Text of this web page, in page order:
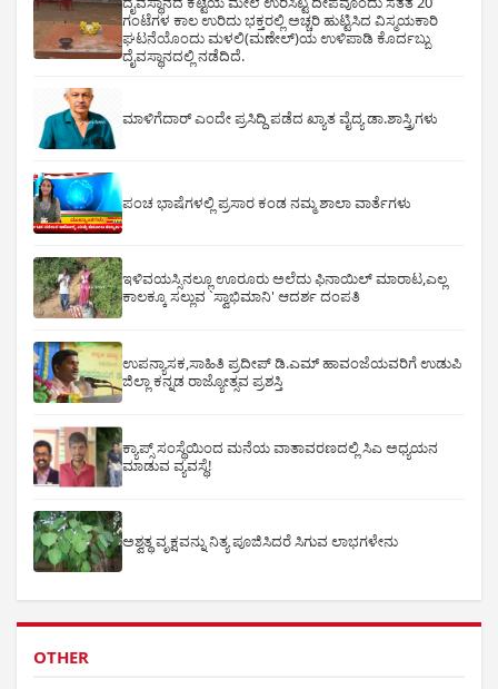
ಗಂಟೆಗಳ ಕಾಲ ಉರಿದು ಭಕ್ತರಲ್ಲಿ ಅಚ್ಚರಿ ಹುಟ್ಟಿಸಿದ ವಿಸ್ಮಯಕಾರಿ
ಘಟನೆಯೊಂದು ಮಳಲಿ(ಮಣೇಲ್)ಯ ಉಳಿಪಾಡಿ ಕೊರ್ದಬ್ಬು
ದೈವಸ್ಥಾನದಲ್ಲಿ ನಡೆದಿದೆ.
ಮಾಳಿಗೆದಾರ್ ಎಂದೇ ಪ್ರಸಿದ್ದಿ ಪಡೆದ ಖ್ಯಾತ ವೈದ್ಯ ಡಾ.ಶಾಸ್ತ್ರಿಗಳು
ಪಂಚ ಭಾಷೆಗಳಲ್ಲಿ ಪ್ರಸಾರ ಕಂಡ ನಮ್ಮ ಶಾಲಾ ವಾರ್ತೆಗಳು
ಇಳಿವಯಸ್ಸಿನಲ್ಲೂ ಊರೂರು ಅಲೆದು ಫಿನಾಯಿಲ್ ಮಾರಾಟ,ಎಲ್ಲ
ಕಾಲಕ್ಕೂ ಸಲ್ಲುವ `ಸ್ವಾಭಿಮಾನಿ' ಆದರ್ಶ ದಂಪತಿ
ಉಪನ್ಯಾಸಕ,ಸಾಹಿತಿ ಪ್ರದೀಪ್ ಡಿ.ಎಮ್ ಹಾವಂಜೆಯವರಿಗೆ ಉಡುಪಿ
ಜಿಲ್ಲಾ ಕನ್ನಡ ರಾಜ್ಯೋತ್ಸವ ಪ್ರಶಸ್ತಿ
ಕ್ಯಾಪ್ಸ್ ಸಂಸ್ಥೆಯಿಂದ ಮನೆಯ ವಾತಾವರಣದಲ್ಲಿ ಸಿಎ ಅಧ್ಯಯನ
ಮಾಡುವ ವ್ಯವಸ್ಥೆ!
ಅಶ್ವತ್ಥ ವೃಕ್ಷವನ್ನು ನಿತ್ಯ ಪೂಜಿಸಿದರೆ ಸಿಗುವ ಲಾಭಗಳೇನು
OTHER